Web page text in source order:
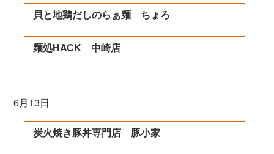
貝と地鶏だしのらぁ麺 ちょろ
麺処HACK 中崎店
6月13日
炭火焼き豚丼専門店 豚小家